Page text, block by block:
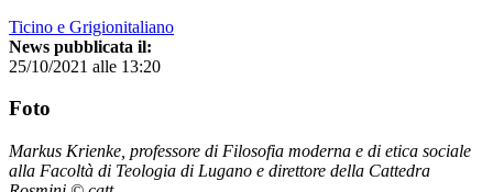
Ticino e Grigionitaliano
News pubblicata il:
25/10/2021 alle 13:20
Foto
Markus Krienke, professore di Filosofia moderna e di etica sociale
alla Facoltà di Teologia di Lugano e direttore della Cattedra